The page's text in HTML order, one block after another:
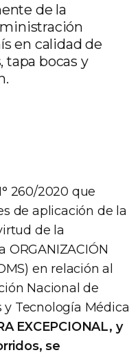
de la
en calidad de
tapa bocas y
260/2020 que
de aplicación de la
de la
en relación al
Nacional de
Tecnología Médica
EXCEPCIONAL, y
se